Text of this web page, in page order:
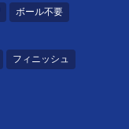
ボール不要
フィニッシュ